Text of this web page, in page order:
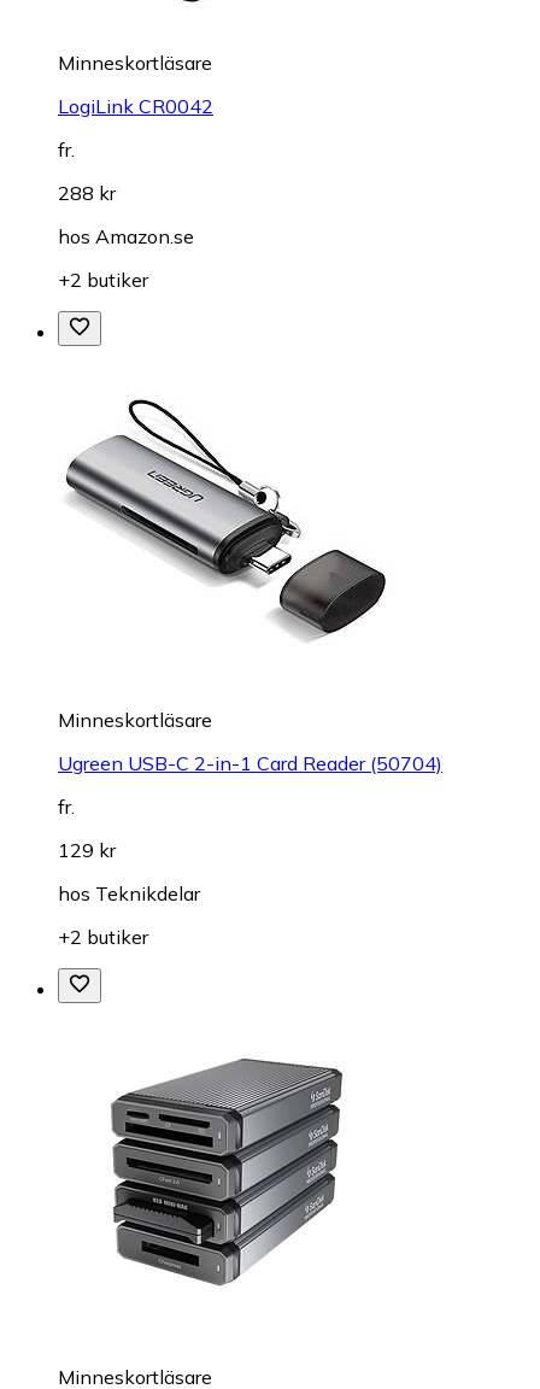
Minneskortläsare
LogiLink CR0042
fr.
288 kr
hos Amazon.se
+2 butiker
Minneskortläsare
Ugreen USB-C 2-in-1 Card Reader (50704)
fr.
129 kr
hos Teknikdelar
+2 butiker
Minneskortläsare